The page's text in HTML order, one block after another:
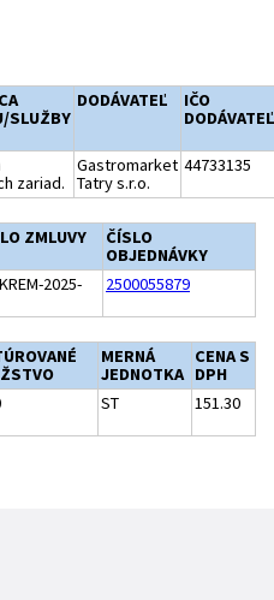
SLUŽBY
DODÁVATEĽ
IČO
zariad.
Gastromarket
Tatry s.r.o.
44733135
ZMLUVY
ČÍSLO
OBJEDNÁVKY
2025-
2500055879
MERNÁ
JEDNOTKA
CENA S
DPH
ST 151.30